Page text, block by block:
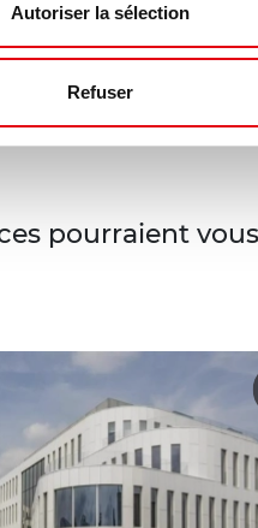
Autoriser la sélection
Refuser
les risques auxquels
sur le site
pourraient vous